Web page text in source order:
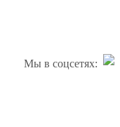
Мы в соцсетях: